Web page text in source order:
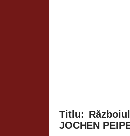
Titlu:
JOCHEN